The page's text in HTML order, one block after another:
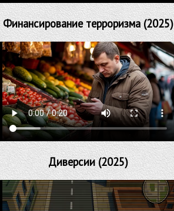
Финансирование терроризма (2025)
Диверсии (2025)